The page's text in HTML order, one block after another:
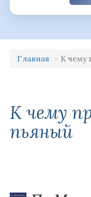
Главная К чему
К чему
пьяный